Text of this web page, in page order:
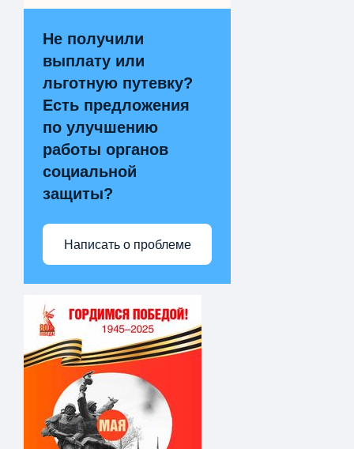
Не получили
выплату или
льготную путевку?
Есть предложения
по улучшению
работы органов
социальной
защиты?
Написать о проблеме